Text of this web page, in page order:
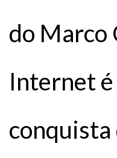
do Marco
Internet é
conquista